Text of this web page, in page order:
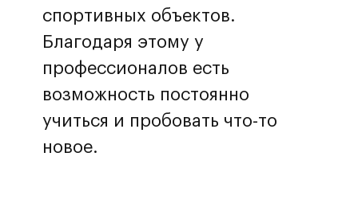
спортивных объектов.
Благодаря этому у
профессионалов есть
возможность постоянно
учиться и пробовать что-то
новое.